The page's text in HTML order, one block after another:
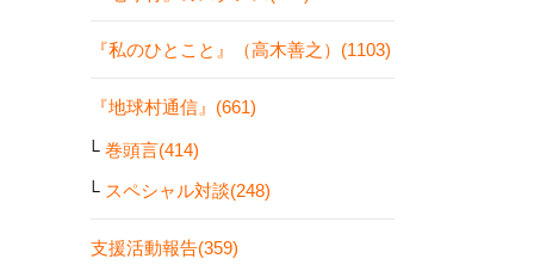
『私のひとこと』（高木善之）(1103)
『地球村通信』(661)
巻頭言(414)
スペシャル対談(248)
支援活動報告(359)